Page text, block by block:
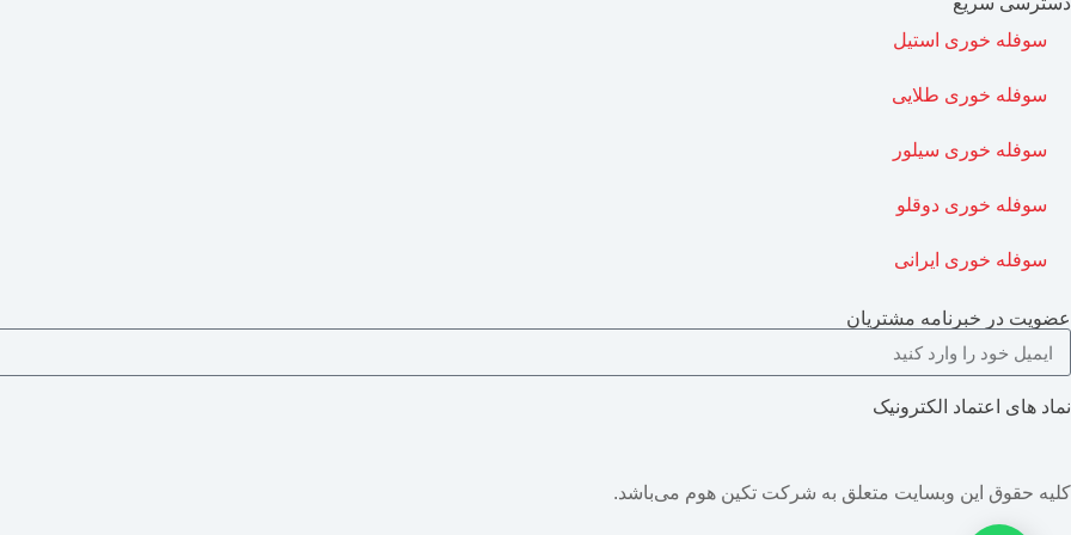
سوفله خوری استیل
سوفله خوری طلایی
سوفله خوری سیلور
سوفله خوری دوقلو
سوفله خوری ایرانی
عضویت در خبرنامه مشتریان
نماد های اعتماد الکترونیک
کلیه حقوق این وبسایت متعلق به شرکت تکین هوم می‌باشد.